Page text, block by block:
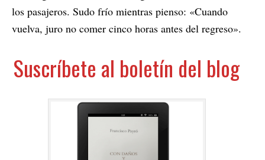
los pasajeros. Sudo frío mientras pienso: «Cuando
vuelva, juro no comer cinco horas antes del regreso».
Suscríbete al boletín del blog